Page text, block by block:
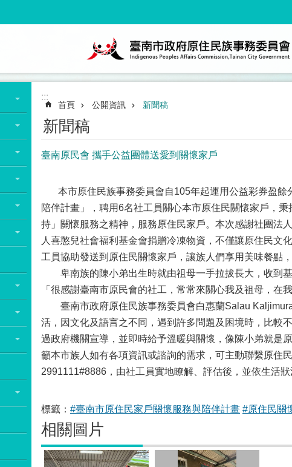
:::
首頁 公開資訊 新聞稿
新聞稿
臺南原民會 攜手公益團體送愛到關懷家戶
本市原住民族事務委員會自105年起運用公益彩券盈餘
陪伴計畫」，聘用6名社工員關心本市原住民關懷家戶，
持」關懷服務之精神，服務原住民家戶。本次感謝社團法
人喜憨兒社會福利基金會捐贈冷凍物資，不僅讓原住民文
工員協助發送到原住民關懷家戶，讓族人們享用美味餐點
卑南族的陳小弟出生時就由祖母一手拉拔長大，收到基
「很感謝臺南市原民會的社工，常常來關心我及祖母，在
臺南市政府原住民族事務委員會白惠蘭Salau
活，因文化及語言之不同，遇到許多問題及困境時，比較
過政府機關宣導，並即時給予溫暖與關懷，像陳小弟就是
籲本市族人如有各項資訊或諮詢的需求，可主動聯繫原住
2991111#8886，由社工員實地瞭解、評估後，並依生活
標籤： #臺南市原住民家戶關懷服務與陪伴計畫 #原住民關
相關圖片